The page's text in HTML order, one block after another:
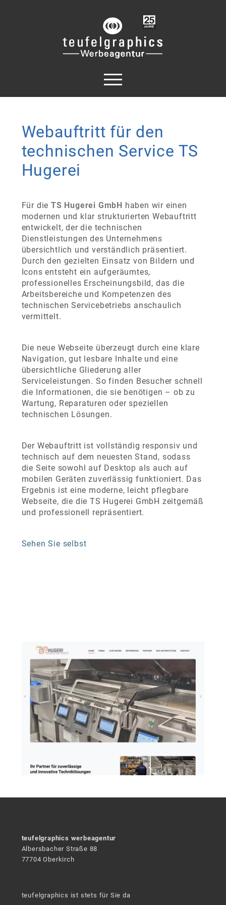
Webauftritt für den
technischen Service TS
Hugerei
Für die TS Hugerei GmbH haben wir einen
modernen und klar strukturierten Webauftritt
entwickelt, der die technischen
Dienstleistungen des Unternehmens
übersichtlich und verständlich präsentiert.
Durch den gezielten Einsatz von Bildern und
Icons entsteht ein aufgeräumtes,
professionelles Erscheinungsbild, das die
Arbeitsbereiche und Kompetenzen des
technischen Servicebetriebs anschaulich
vermittelt.
Die neue Webseite überzeugt durch eine klare
Navigation, gut lesbare Inhalte und eine
übersichtliche Gliederung aller
Serviceleistungen. So finden Besucher schnell
die Informationen, die sie benötigen – ob zu
Wartung, Reparaturen oder speziellen
technischen Lösungen.
Der Webauftritt ist vollständig responsiv und
technisch auf dem neuesten Stand, sodass
die Seite sowohl auf Desktop als auch auf
mobilen Geräten zuverlässig funktioniert. Das
Ergebnis ist eine moderne, leicht pflegbare
Webseite, die die TS Hugerei GmbH zeitgemäß
und professionell repräsentiert.
Sehen Sie selbst
teufelgraphics werbeagentur
Albersbacher Straße 88
77704 Oberkirch
teufelgraphics ist stets für Sie da